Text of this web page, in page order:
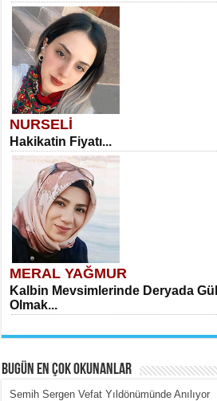
NURSELİ
Hakikatin Fiyatı...
MERAL YAĞMUR
Kalbin Mevsimlerinde Deryada Gül
Olmak...
BUGÜN EN ÇOK OKUNANLAR
Semih Sergen Vefat Yıldönümünde Anılıyor